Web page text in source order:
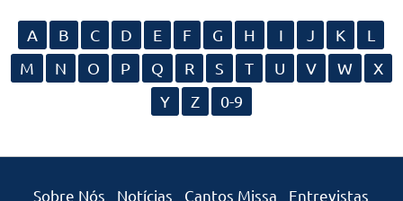
A B C D E F G H I J K
L
M
N O P Q R S T U V W
X
Y
Z 0-9
Sobre Nós Notícias Cantos Missa
Entrevistas